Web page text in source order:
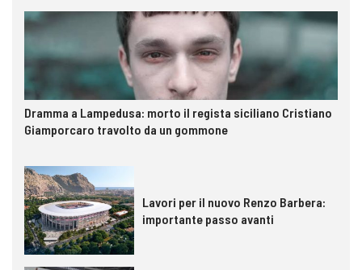
Dramma a Lampedusa: morto il regista siciliano Cristiano
Giamporcaro travolto da un gommone
Lavori per il nuovo Renzo Barbera:
importante passo avanti